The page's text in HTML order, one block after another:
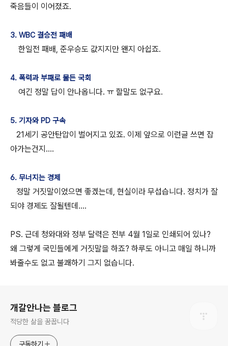
죽음들이 이어졌죠.
3. WBC 결승전 패배
한일전 패배, 준우승도 값지지만 왠지 아쉽죠.
4. 폭력과 부패로 물든 국회
여긴 정말 답이 안나옵니다. ㅠ 할말도 없구요.
5. 기자와 PD 구속
21세기 공안탄압이 벌어지고 있죠. 이제 앞으로 이런글 쓰면 잡
아가는건지....
6. 무너지는 경제
정말 거짓말이었으면 좋겠는데, 현실이라 무섭습니다. 정치가 잘
되야 경제도 잘될텐데....
PS. 근데 청와대와 정부 달력은 전부 4월 1일로 인쇄되어 있나?
왜 그렇게 국민들에게 거짓말을 하죠? 하루도 아니고 매일 하니까
봐줄수도 없고 불쾌하기 그지 없습니다.
개갈안나는 블로그
적당한 삶을 꿈꿉니다
구독하기